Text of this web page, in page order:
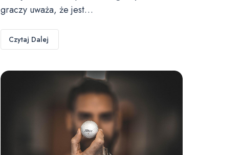
graczy uważa, że jest…
Czytaj Dalej